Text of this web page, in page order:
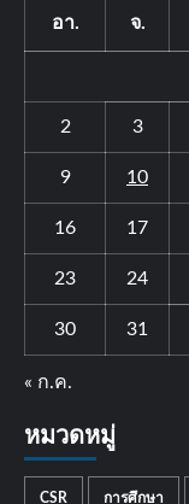
อา. จ.
2 3
9 10
16 17
23 24
30 31
« ก.ค.
หมวดหมู่
CSR การศึกษา